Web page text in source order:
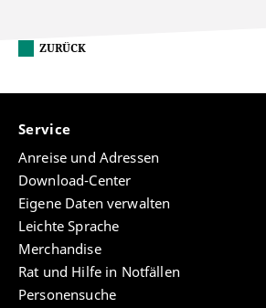
ZURÜCK
Service
Anreise und Adressen
Download-Center
Eigene Daten verwalten
Leichte Sprache
Merchandise
Rat und Hilfe in Notfällen
Personensuche